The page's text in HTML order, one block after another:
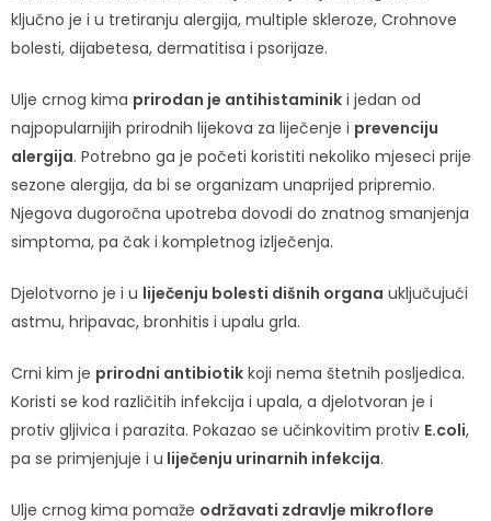
ključno je i u tretiranju alergija, multiple skleroze, Crohnove
bolesti, dijabetesa, dermatitisa i psorijaze.
Ulje crnog kima prirodan je antihistaminik i jedan od
najpopularnijih prirodnih lijekova za liječenje i prevenciju
alergija. Potrebno ga je početi koristiti nekoliko mjeseci prije
sezone alergija, da bi se organizam unaprijed pripremio.
Njegova dugoročna upotreba dovodi do znatnog smanjenja
simptoma, pa čak i kompletnog izlječenja.
Djelotvorno je i u liječenju bolesti dišnih organa uključujući
astmu, hripavac, bronhitis i upalu grla.
Crni kim je prirodni antibiotik koji nema štetnih posljedica.
Koristi se kod različitih infekcija i upala, a djelotvoran je i
protiv gljivica i parazita. Pokazao se učinkovitim protiv E.coli,
pa se primjenjuje i u liječenju urinarnih infekcija.
Ulje crnog kima pomaže održavati zdravlje mikroflore